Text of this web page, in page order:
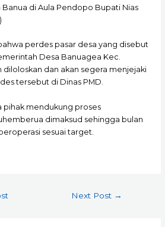
Banua di Aula Pendopo Bupati Nias
perdes pasar desa yang disebut
Desa Banuagea Kec.
dan akan segera menjejaki
tersebut di Dinas PMD.
pihak mendukung proses
dimaksud sehingga bulan
sesuai target.
Next Post →